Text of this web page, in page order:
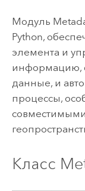
Модуль
Python,
элемента и
информацию,
данные, и
процессы,
Класс